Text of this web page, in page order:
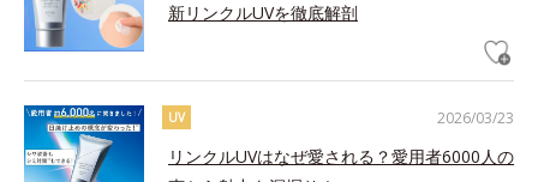
新リンクルUVを徹底解剖
2026/03/23
UV
リンクルUVはなぜ愛される？愛用者6000人の